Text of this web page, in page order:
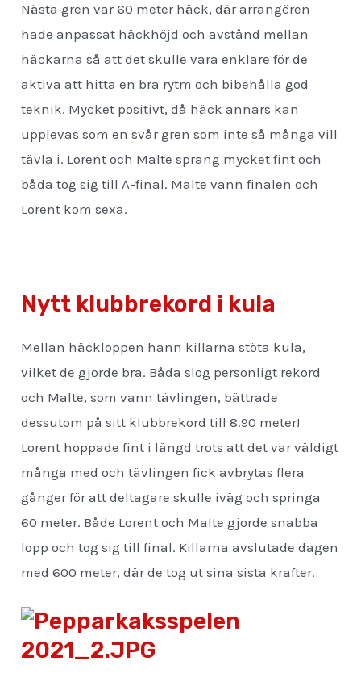
Nästa gren var 60 meter häck, där arrangören
hade anpassat häckhöjd och avstånd mellan
häckarna så att det skulle vara enklare för de
aktiva att hitta en bra rytm och bibehålla god
teknik. Mycket positivt, då häck annars kan
upplevas som en svår gren som inte så många vill
tävla i. Lorent och Malte sprang mycket fint och
båda tog sig till A-final. Malte vann finalen och
Lorent kom sexa.
Nytt klubbrekord i kula
Mellan häckloppen hann killarna stöta kula,
vilket de gjorde bra. Båda slog personligt rekord
och Malte, som vann tävlingen, bättrade
dessutom på sitt klubbrekord till 8.90 meter!
Lorent hoppade fint i längd trots att det var väldigt
många med och tävlingen fick avbrytas flera
gånger för att deltagare skulle iväg och springa
60 meter. Både Lorent och Malte gjorde snabba
lopp och tog sig till final. Killarna avslutade dagen
med 600 meter, där de tog ut sina sista krafter.